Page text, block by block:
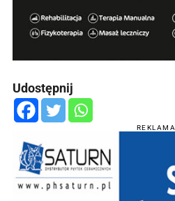
Udostępnij
REKLAMA